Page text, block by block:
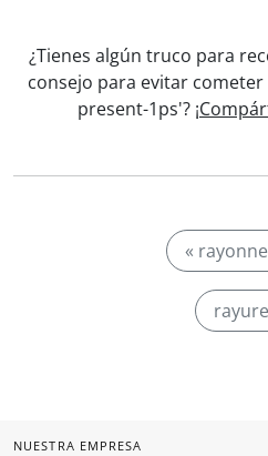
¿Tienes algún truco para
consejo para evitar
present-1ps'?
«
NUESTRA EMPRESA